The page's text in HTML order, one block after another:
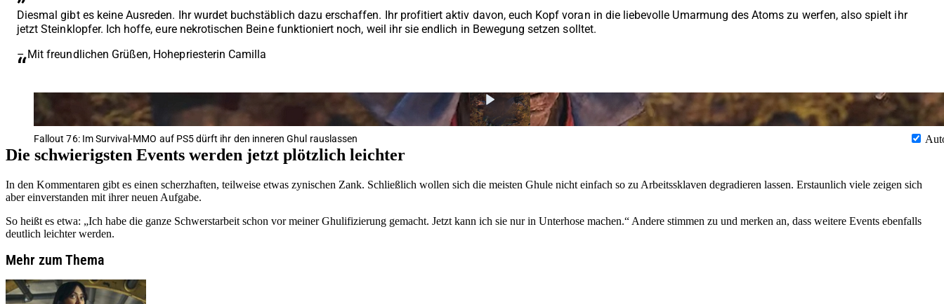
Diesmal gibt es keine Ausreden. Ihr wurdet buchstäblich dazu erschaffen. Ihr profitiert aktiv davon, euch Kopf voran in die liebevolle Umarmung des Atoms zu werfen, also spielt ihr
jetzt Steinklopfer. Ich hoffe, eure nekrotischen Beine funktioniert noch, weil ihr sie endlich in Bewegung setzen solltet.
– Mit freundlichen Grüßen, Hohepriesterin Camilla
Fallout 76: Im Survival-MMO auf PS5 dürft ihr den inneren Ghul rauslassen
Die schwierigsten Events werden jetzt plötzlich leichter
In den Kommentaren gibt es einen scherzhaften, teilweise etwas zynischen Zank. Schließlich wollen sich die meisten Ghule nicht einfach so zu Arbeitssklaven degradieren lassen. Erstaunlich viele zeigen sich
aber einverstanden mit ihrer neuen Aufgabe.
So heißt es etwa: „Ich habe die ganze Schwerstarbeit schon vor meiner Ghulifizierung gemacht. Jetzt kann ich sie nur in Unterhose machen.“ Andere stimmen zu und merken an, dass weitere Events ebenfalls
deutlich leichter werden.
Mehr zum Thema